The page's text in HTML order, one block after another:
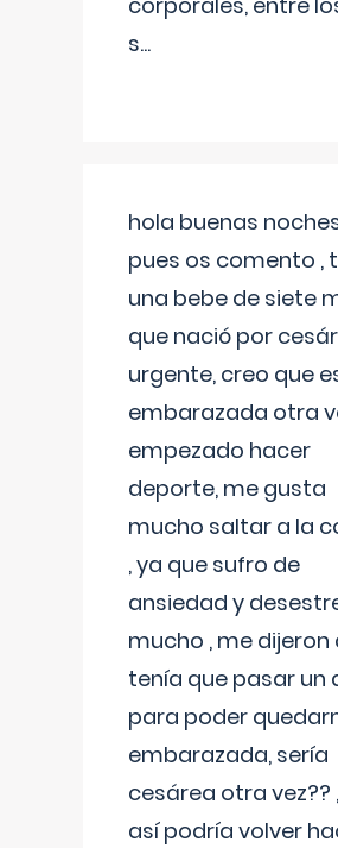
s...
hola buenas
pues os comento ,
una bebe de siete
que nació por
urgente, creo que
embarazada otra
empezado hacer
deporte, me gusta
mucho saltar a la
, ya que sufro de
ansiedad y
mucho , me dijeron
tenía que pasar un
para poder
embarazada, sería
cesárea otra vez??
así podría volver